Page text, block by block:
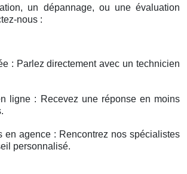
un dépannage, ou une évaluation
nous :
: Parlez directement avec un technicien
ligne : Recevez une réponse en moins
en agence : Rencontrez nos spécialistes
personnalisé.